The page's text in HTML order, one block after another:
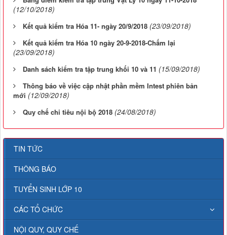
(12/10/2018)
Kết quả kiểm tra Hóa 11- ngày 20/9/2018 (23/09/2018)
Kết quả kiểm tra Hóa 10 ngày 20-9-2018-Chấm lại
(23/09/2018)
Danh sách kiểm tra tập trung khối 10 và 11 (15/09/2018)
Thông báo về việc cập nhật phần mềm Intest phiên bản
mới (12/09/2018)
Quy chế chi tiêu nội bộ 2018 (24/08/2018)
TIN TỨC
THÔNG BÁO
TUYỂN SINH LỚP 10
CÁC TỔ CHỨC
NỘI QUY, QUY CHẾ